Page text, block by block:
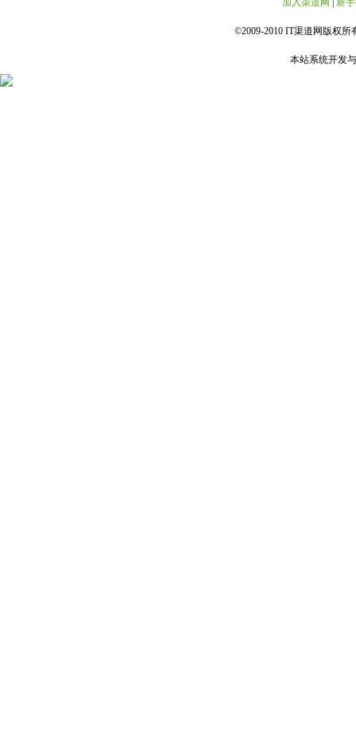
加入渠道网 新
©2009-2010 IT渠道网版权所
本站系统开发